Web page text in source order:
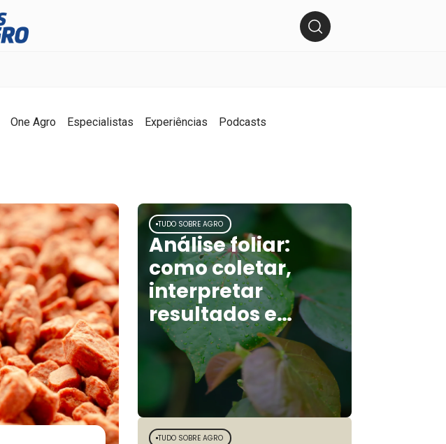
One Agro Especialistas Experiências Podcasts
TUDO SOBRE AGRO
Análise foliar:
como coletar,
interpretar
resultados e
corrigir
deficiências
nutricionais nas
principais
culturas
TUDO SOBRE AGRO